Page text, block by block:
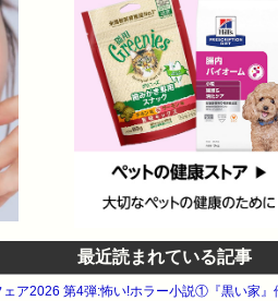
最近読まれている記事
ェア2026 第4弾:怖い!ホラー小説①『黒い家』